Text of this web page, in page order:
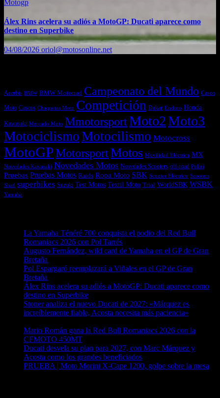
Motogp
Álex Rins acelera su adiós a MotoGP: Ducati aparece como
destino en Superbike
04/08/2026 oriol@motosonline.net
Acerbis BMW BMW Motorrad Campeonato del Mundo Casco
Moto Cascos Chaquetas Moto Competición Dakar Enduro Honda
Kawasaki Mercado Moto MmotorsportMoto2Moto3
MotociclismoMotocilismo Motocross
MotoGPMotorsportMotos Movilidad Eléctrica MX
Novedades Kawasaki Novedades Motos Novedades Scooters off-road Polini
Pruebas Pruebas Motos Raids Ropa Moto SBK Scooter Eléctrico Scooters
Shad superbikes Suzuki Test Motos Textil Moto Trial WorldSBK WSBK
Yamaha
La Yamaha Ténéré 700 conquista el podio del Red Bull
Romaniacs 2026 con Pol Tarrés
Augusto Fernández, wild card de Yamaha en el GP de Gran
Bretaña
Pol Espargaró reemplazará a Viñales en el GP de Gran
Bretaña
Álex Rins acelera su adiós a MotoGP: Ducati aparece como
destino en Superbike
Stoner analiza el nuevo Ducati de 2027: «Márquez es
increíblemente fiable, Acosta necesita más paciencia»
Mario Román gana la Red Bull Romaniacs 2026 con la
CFMOTO 450MT
Ducati desvela su plan para 2027, con Marc Márquez y
Acosta como los grandes beneficiados
PRUEBA | Moto Morini X-Cape 1200, golpe sobre la mesa